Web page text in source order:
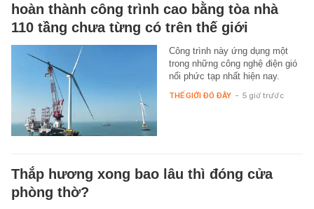
hoàn thành công trình cao bằng tòa nhà
110 tầng chưa từng có trên thế giới
Công trình này ứng dụng một
trong những công nghệ điện gió
nổi phức tạp nhất hiện nay.
THẾ GIỚI ĐÓ ĐÂY - 5 giờ trước
Thắp hương xong bao lâu thì đóng cửa
phòng thờ?